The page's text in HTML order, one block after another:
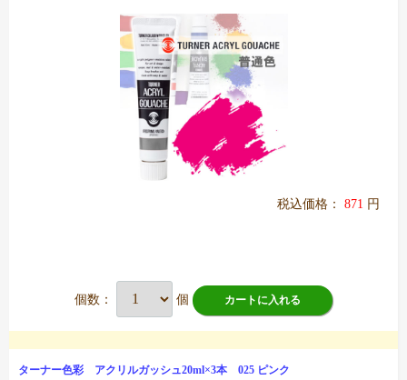
税込価格： 871 円
個数： 個 カートに入れる
ターナー色彩 アクリルガッシュ20ml×3本 025 ピンク